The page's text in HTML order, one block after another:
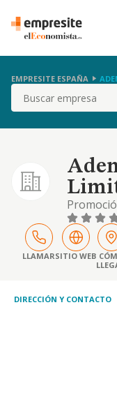
EMPRESITE ESPAÑA
Buscar
edificios
edificios
alquiler
LLAMARSITIO WEB
DIRECCIÓN Y CONTACTO